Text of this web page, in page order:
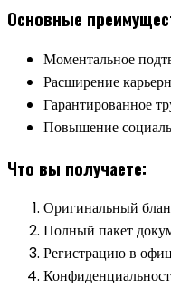
Основные
Моментальное
Расширение
Гарантированное
Повышение
Что вы получаете:
Оригинальный
Полный пакет
Регистрацию в